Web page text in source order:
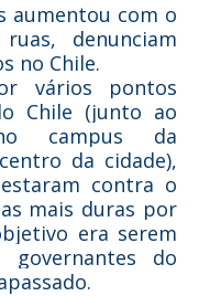
aumentou com o
denunciam
no Chile.
vários pontos
Chile (junto ao
campus da
da cidade),
contra o
mais duras por
era serem
governantes do